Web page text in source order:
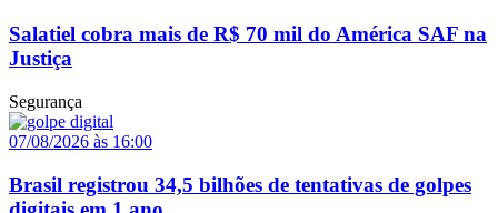
Salatiel cobra mais de R$ 70 mil do América SAF na
Justiça
Segurança
07/08/2026 às 16:00
Brasil registrou 34,5 bilhões de tentativas de golpes